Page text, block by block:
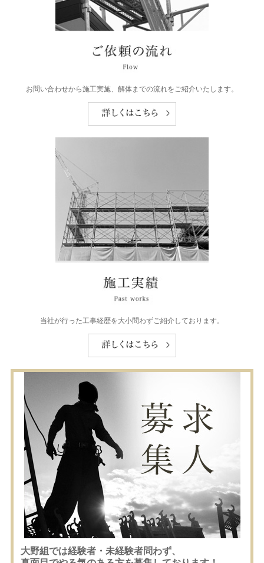
お問い合わせから施工実施、解体までの流れをご紹介いたします。
当社が行った工事経歴を大小問わずご紹介しております。
大野組では経験者・未経験者問わず、